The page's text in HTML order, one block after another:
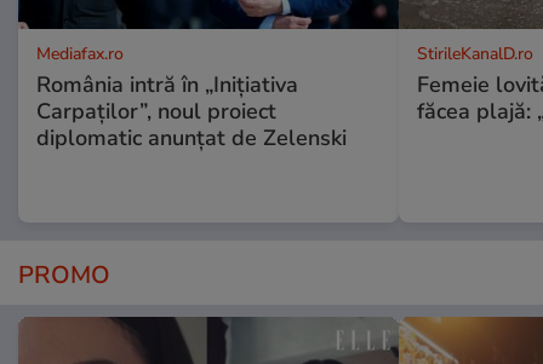
Mediafax.ro
România intră în „Inițiativa
Carpaților”, noul proiect
diplomatic anunțat de Zelenski
StirileKanalD.ro
Femeie
făcea plajă:
PROMO